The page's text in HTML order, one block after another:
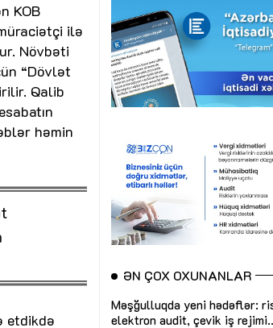
KOB
ilə
Növbəti
“Dövlət
Qalib
həmin
etdikdə
ƏN ÇOX OXUNANLAR
Məşğulluqda yeni hədəflər:
elektron audit, çevik iş